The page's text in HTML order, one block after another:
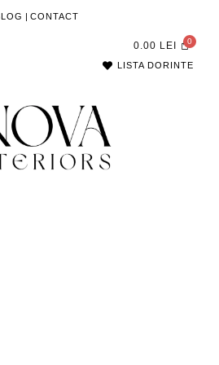
| CONTACT
0.00 LEI
LISTA DORINTE